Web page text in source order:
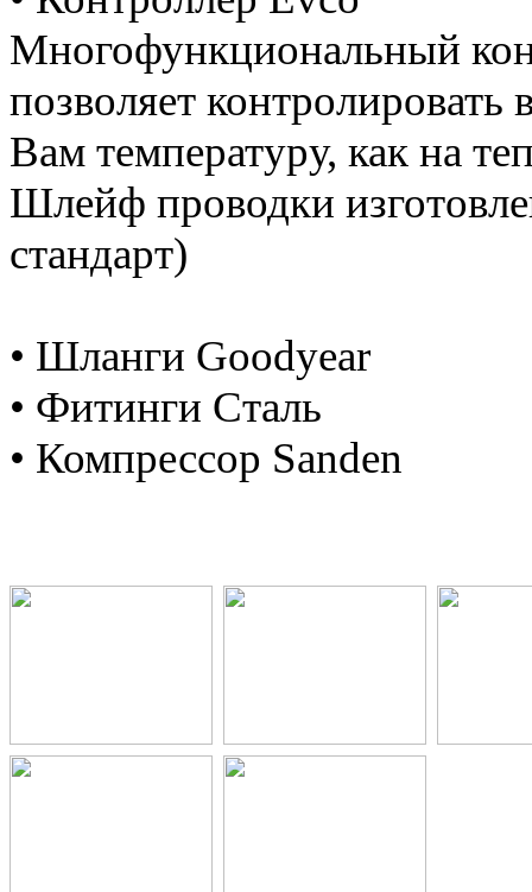
Многофункциональный
позволяет
Вам температуру, как на
Шлейф проводки
стандарт)
• Шланги Goodyear
• Фитинги Сталь
• Компрессор Sanden